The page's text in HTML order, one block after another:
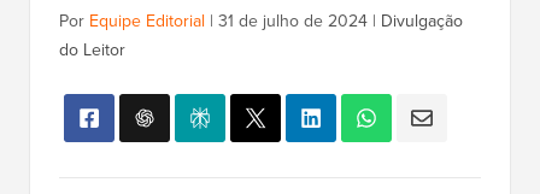
Por Equipe Editorial | 31 de julho de 2024 | Divulgação
do Leitor